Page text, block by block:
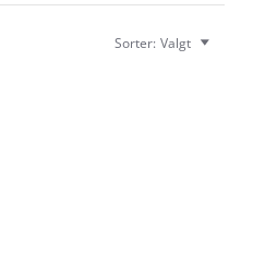
Sorter: Valgt